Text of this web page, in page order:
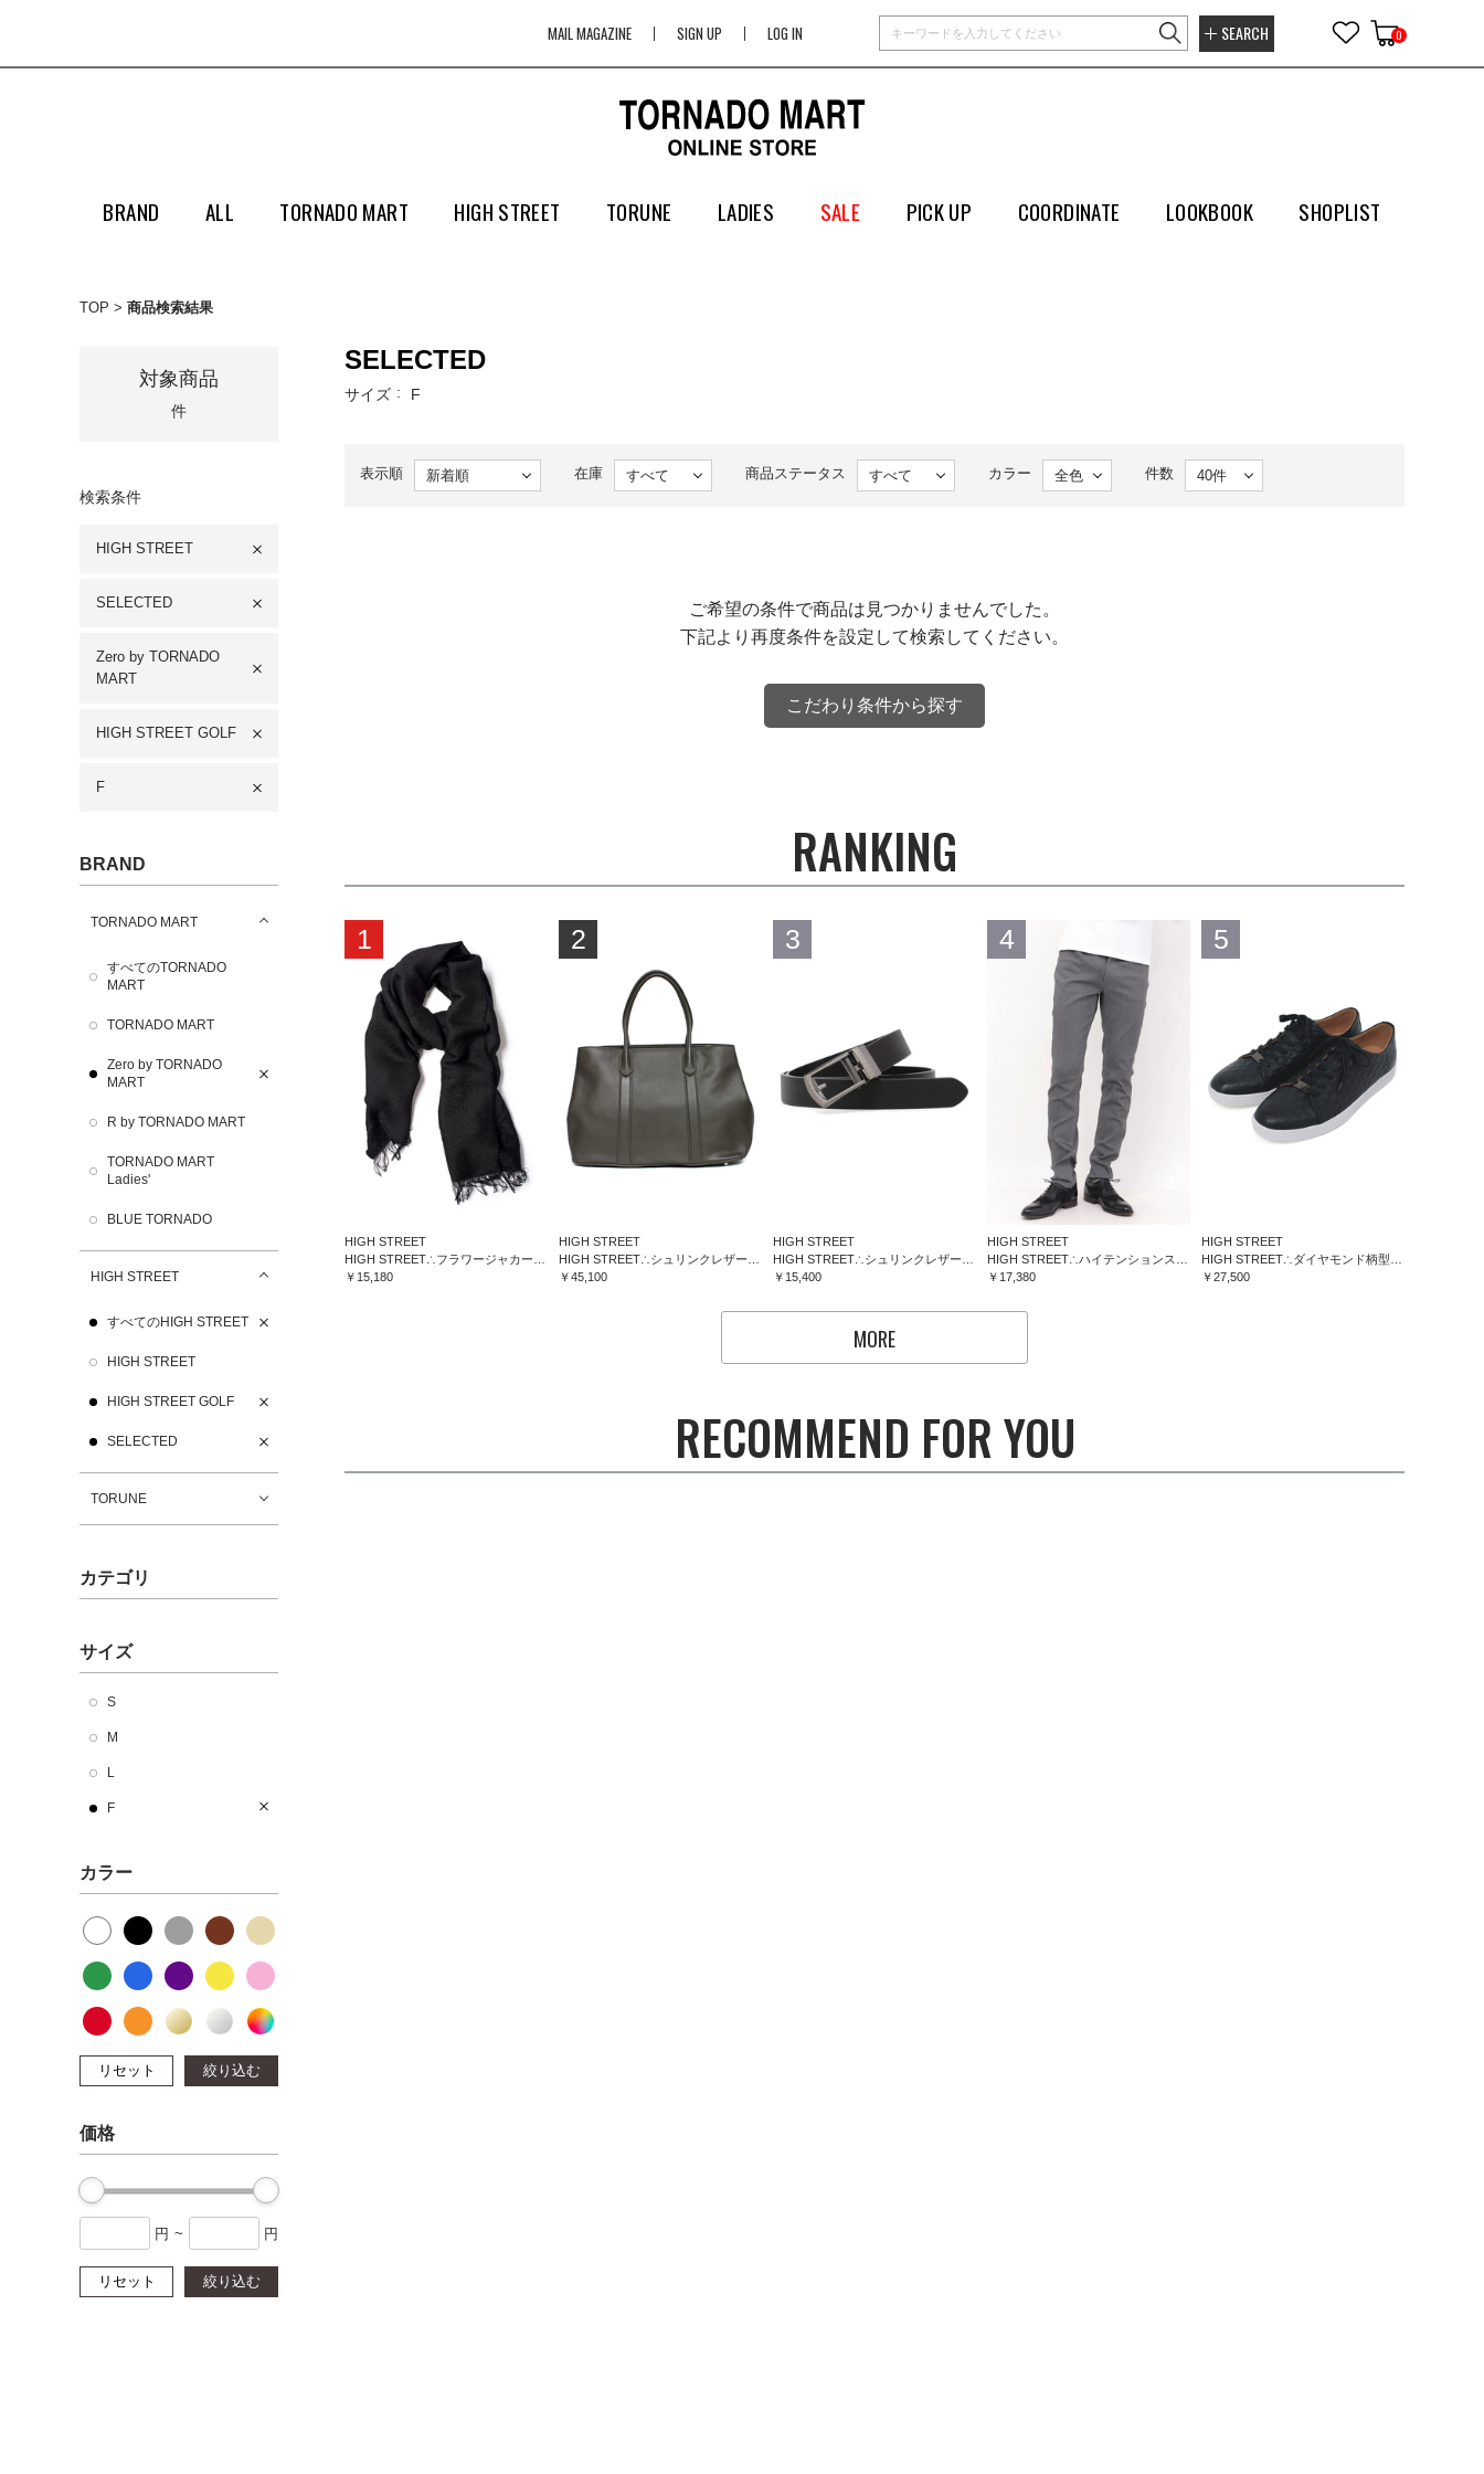
MAIL MAGAZINE SIGN UP LOG IN SEARCH 0
BRAND ALL TORNADO MART HIGH STREET TORUNE LADIES SALE PICK UP COORDINATE LOOKBOOK SHOPLIST
TOP 商品検索結果
対象商品
件
検索条件
HIGH STREET
SELECTED
Zero by TORNADO
MART
HIGH STREET GOLF
F
BRAND
TORNADO MART
すべてのTORNADO
MART
TORNADO MART
Zero by TORNADO
MART
R by TORNADO MART
TORNADO MART
Ladies'
BLUE TORNADO
HIGH STREET
すべてのHIGH STREET
HIGH STREET
HIGH STREET GOLF
SELECTED
TORUNE
カテゴリ
サイズ
S
M
L
F
カラー
リセット 絞り込む
価格
円 ~ 円
リセット 絞り込む
SELECTED
サイズ F
表示順 在庫 商品ステータス カラー 件数
ご希望の条件で商品は見つかりませんでした。
下記より再度条件を設定して検索してください。
こだわり条件から探す
RANKING
1
HIGH STREET
￥15,180
2
HIGH STREET
￥45,100
3
HIGH STREET
￥15,400
4
HIGH STREET
￥17,380
5
HIGH STREET
￥27,500
MORE
RECOMMEND FOR YOU